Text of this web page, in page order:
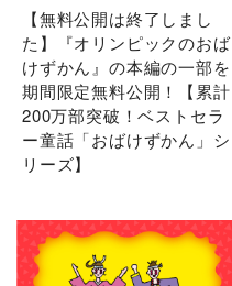
【無料公開は終了しまし
た】『オリンピックのおば
けずかん』の本編の一部を
期間限定無料公開！【累計
200万部突破！ベストセラ
ー童話「おばけずかん」シ
リーズ】